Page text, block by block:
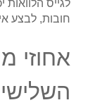
לגייס
חובות, לבצע
אחוזי
השלישי